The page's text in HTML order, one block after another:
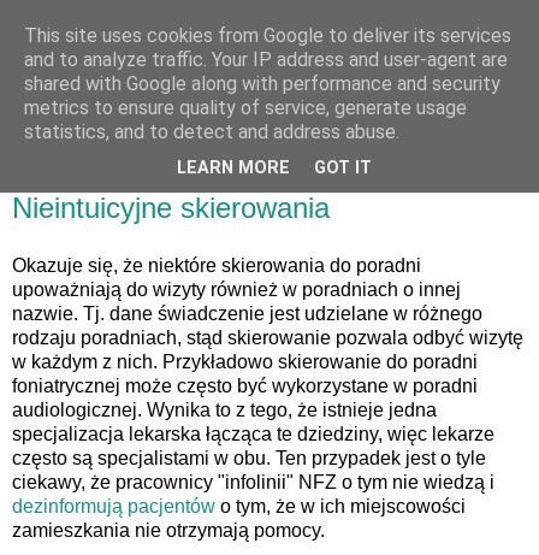
Nieintuicyjne skierowania
Okazuje się, że niektóre skierowania do poradni
upoważniają do wizyty również w poradniach o innej
nazwie. Tj. dane świadczenie jest udzielane w różnego
rodzaju poradniach, stąd skierowanie pozwala odbyć wizytę
w każdym z nich. Przykładowo skierowanie do poradni
foniatrycznej może często być wykorzystane w poradni
audiologicznej. Wynika to z tego, że istnieje jedna
specjalizacja lekarska łącząca te dziedziny, więc lekarze
często są specjalistami w obu. Ten przypadek jest o tyle
ciekawy, że pracownicy "infolinii" NFZ o tym nie wiedzą i
dezinformują pacjentów o tym, że w ich miejscowości
zamieszkania nie otrzymają pomocy.
This site uses cookies from Google to deliver its services
and to analyze traffic. Your IP address and user-agent are
shared with Google along with performance and security
metrics to ensure quality of service, generate usage
statistics, and to detect and address abuse.
LEARN MORE GOT IT